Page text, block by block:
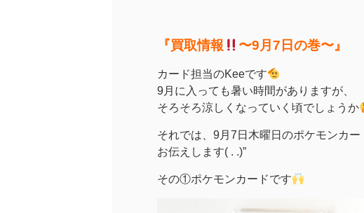
『買取情報 〜9月7日の巻〜』
カード担当のKeeです
9月に入っても暑い時間がありますが、
そろそろ涼しくなっていく頃でしょうか
それでは、9月7日木曜日のポケモンカ
お伝えします( . .)”
その①ポケモンカードです